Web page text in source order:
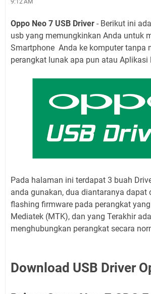
9:12 AM
Oppo Neo 7 USB Driver - Berikut ini
usb yang memungkinkan Anda untuk
Smartphone Anda ke komputer tanpa
perangkat lunak apa pun atau Aplikasi
Pada halaman ini terdapat 3 buah
anda gunakan, dua diantaranya dapat
flashing firmware pada perangkat
Mediatek (MTK), dan yang Terakhir
menghubungkan perangkat secara
Download USB Driver